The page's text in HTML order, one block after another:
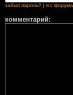
забыл пароль? | я с форума
комментарий: